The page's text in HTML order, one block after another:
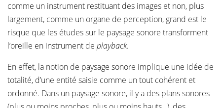
comme un instrument restituant des images et non, plus
largement, comme un organe de perception, grand est le
risque que les études sur le paysage sonore transforment
l’oreille en instrument de playback.
En effet, la notion de paysage sonore implique une idée de
totalité, d’une entité saisie comme un tout cohérent et
ordonné. Dans un paysage sonore, il y a des plans sonores